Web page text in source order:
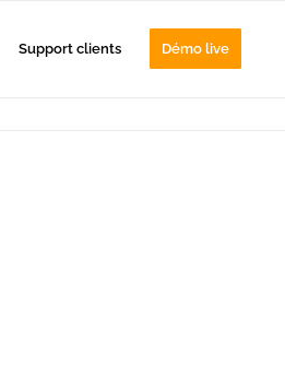
Support clients Démo live